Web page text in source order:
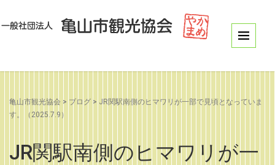
亀山市観光協会 > ブログ > JR関駅南側のヒマワリが一部で見頃となっていま
す。（2025.7.9）
JR関駅南側のヒマワリが一